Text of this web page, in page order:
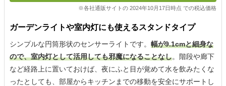
※各社通販サイトの 2024年10月17日時点 での税込価格
ガーデンライトや室内灯にも使えるスタンドタイプ
シンプルな円筒形状のセンサーライトです。 幅が9.1cmと細身な
ので、室内灯として活用しても邪魔になることなし。階段や廊下
など経路上に置いておけば、夜にふと目が覚めて水を飲みたくな
ったとしても、部屋からキッチンまでの移動を安全にサポートし